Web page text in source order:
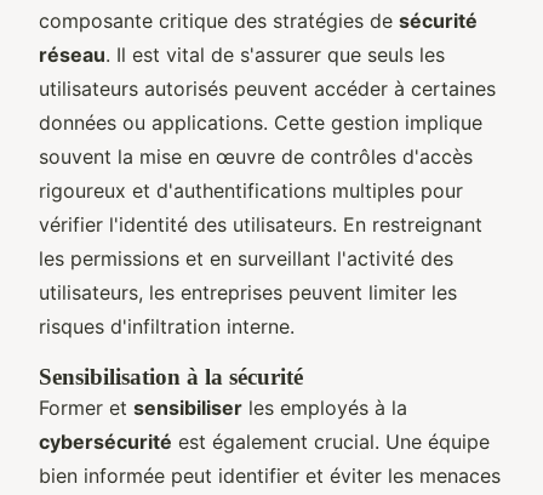
composante critique des stratégies de sécurité
réseau. Il est vital de s'assurer que seuls les
utilisateurs autorisés peuvent accéder à certaines
données ou applications. Cette gestion implique
souvent la mise en œuvre de contrôles d'accès
rigoureux et d'authentifications multiples pour
vérifier l'identité des utilisateurs. En restreignant
les permissions et en surveillant l'activité des
utilisateurs, les entreprises peuvent limiter les
risques d'infiltration interne.
Sensibilisation à la sécurité
Former et sensibiliser les employés à la
cybersécurité est également crucial. Une équipe
bien informée peut identifier et éviter les menaces